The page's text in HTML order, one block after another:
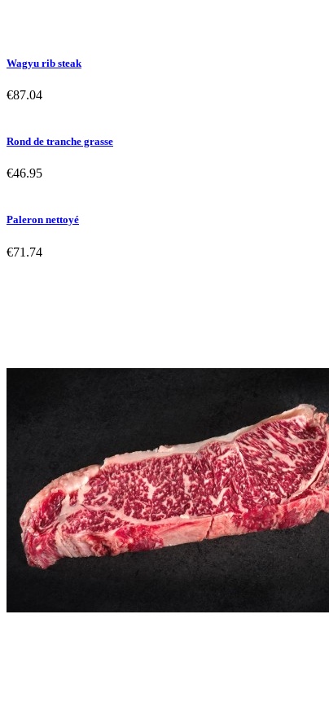
Wagyu rib steak
€87.04
Rond de tranche grasse
€46.95
Paleron nettoyé
€71.74